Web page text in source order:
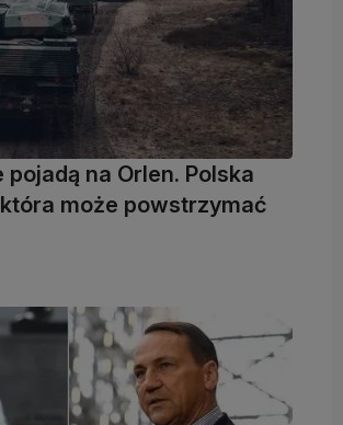
pojadą na Orlen. Polska
może powstrzymać